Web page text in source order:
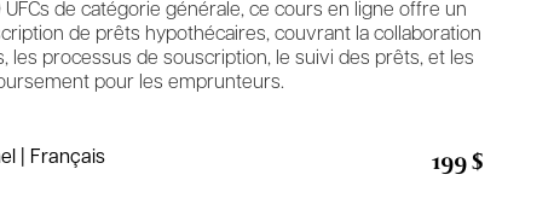
UFCs de catégorie générale, ce cours en ligne offre un
de prêts hypothécaires, couvrant la collaboration
les processus de souscription, le suivi des prêts, et les
pour les emprunteurs.
| Français 199 $